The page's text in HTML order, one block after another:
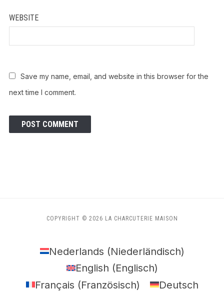
WEBSITE
Save my name, email, and website in this browser for the
next time I comment.
COPYRIGHT © 2026 LA CHARCUTERIE MAISON
Nederlands (Niederländisch)
English (Englisch)
Français (Französisch) Deutsch